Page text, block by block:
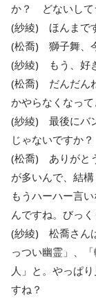
か？ どないして
(紗綾) ほんまで
(松喬) 獅子舞、
(紗綾) もう、好
(松喬) だんだん
かやらなくなって
(紗綾) 最後にバ
じゃないですか
(松喬) ありがと
が多いんで、結
もうハーハー言
んですね。びっく
(紗綾) 松喬さん
っつい幽霊」、
人」と。やっぱ
すね？